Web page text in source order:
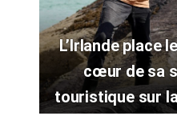
L’Irlande place
cœur de sa
touristique sur